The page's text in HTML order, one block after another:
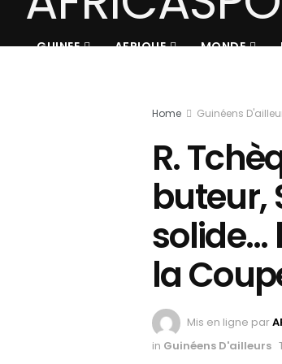
GUINEE AFRIQUE MONDE
Home Guinéens
R.
buteur,
solide…
la
Mis en ligne par
in Guinéens D'ailleurs